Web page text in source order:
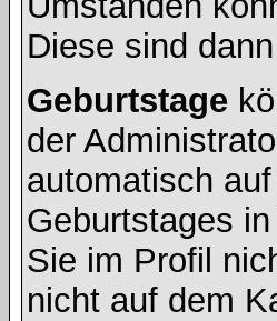
Diese sind
Geburtstage
der
automatisch
Geburtstages
Sie im Profil
nicht auf dem